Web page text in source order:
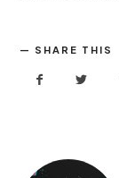
SHARE THIS